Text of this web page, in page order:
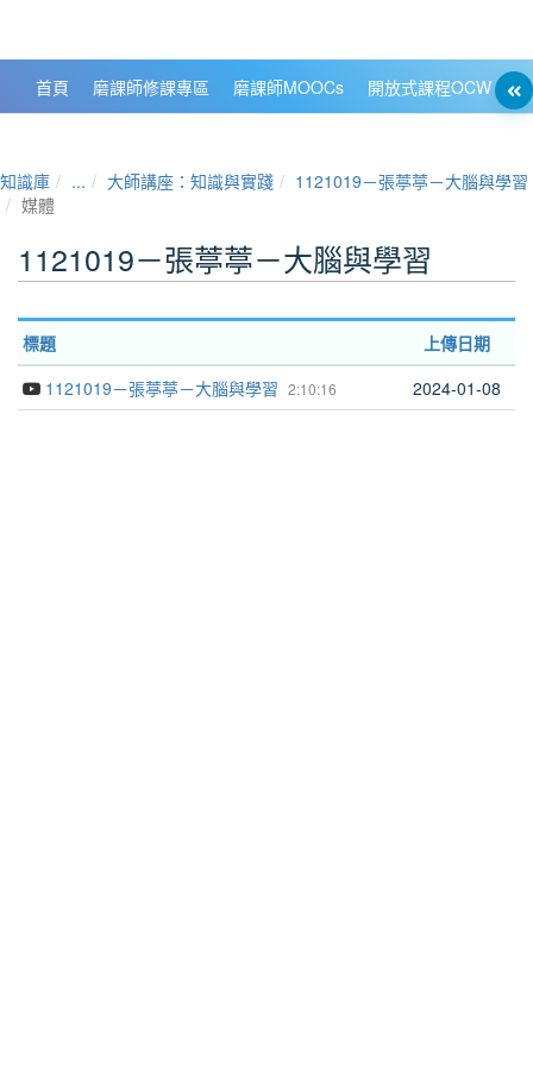
首頁 磨課師修課專區 磨課師MOOCs 開放式課程OCW
知識庫 ... 大師講座：知識與實踐
1121019－張葶葶－大腦與學習
媒體
1121019－張葶葶－大腦與學習
標題 上傳日期
2:10:16
1121019－張葶葶－大腦與學習 2024-01-08